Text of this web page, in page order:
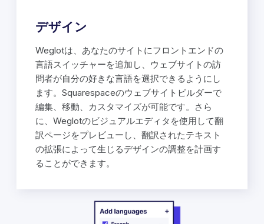
デザイン
Weglotは、あなたのサイトにフロントエンドの
言語スイッチャーを追加し、ウェブサイトの訪
問者が自分の好きな言語を選択できるようにし
ます。Squarespaceのウェブサイトビルダーで
編集、移動、カスタマイズが可能です。さら
に、Weglotのビジュアルエディタを使用して翻
訳ページをプレビューし、翻訳されたテキスト
の拡張によって生じるデザインの調整を計画す
ることができます。